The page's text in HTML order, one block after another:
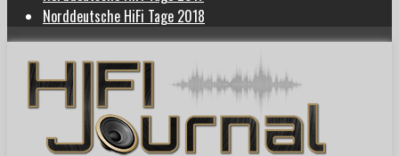
Norddeutsche HiFi Tage 2018